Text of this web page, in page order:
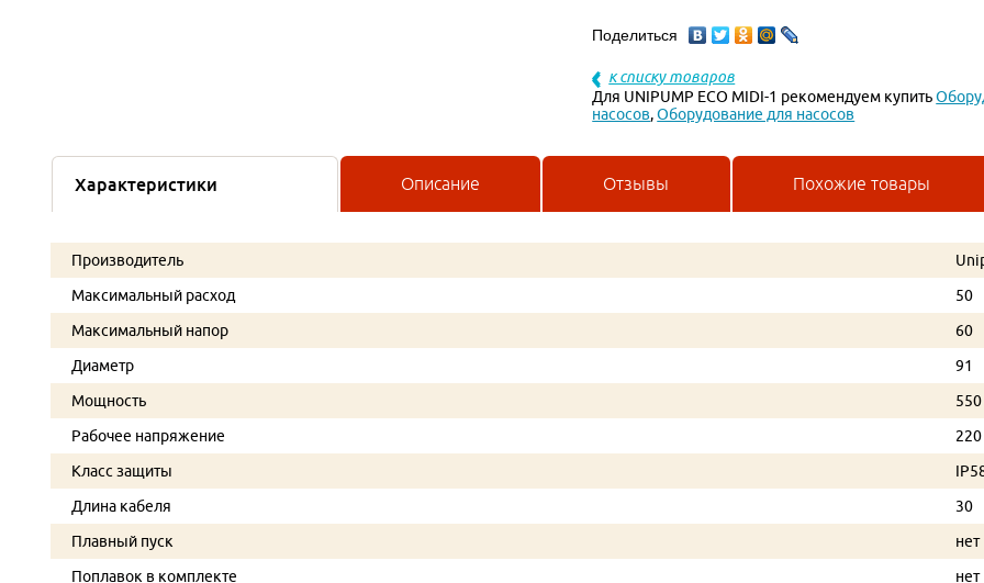
Поделиться
к списку товаров
Для UNIPUMP ECO MIDI-1 рекомендуем купить
насосов,Оборудование для насосов
Характеристики Описание Отзывы Похожие товары
Производитель
Максимальный расход
50
Максимальный напор
60
Диаметр
91
Мощность
550
Рабочее напряжение
220
Класс защиты
Длина кабеля
30
Плавный пуск
нет
Поплавок в комплекте
нет